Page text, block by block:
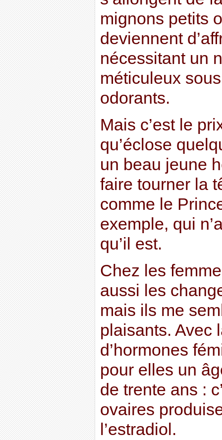
mignons petits
deviennent
nécessitant un
méticuleux
odorants.
Mais c’est le
qu’éclose
un beau jeune
faire tourner la
comme le
exemple, qui
qu’il est.
Chez les
aussi les
mais ils me
plaisants. Avec
d’hormones
pour elles un
de trente ans :
ovaires
l’estradiol.